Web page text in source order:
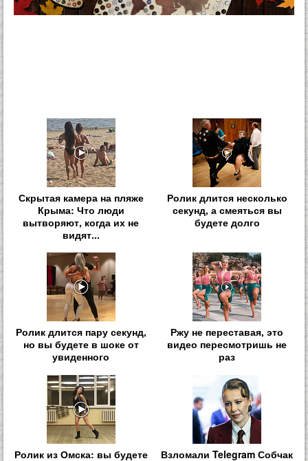
Скрытая камера на пляже
Крыма: Что люди
вытворяют, когда их не
видят...
Ролик длится несколько
секунд, а смеяться вы
будете долго
Ролик длится пару секунд,
но вы будете в шоке от
увиденного
Ржу не переставая, это
видео пересмотришь не
раз
Ролик из Омска: вы будете
Взломали Telegram Собчак